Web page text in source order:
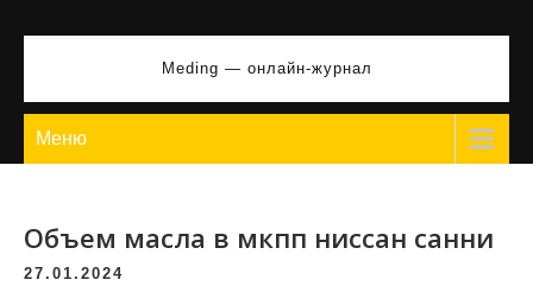
Meding — онлайн-журнал
Меню
Объем масла в мкпп ниссан санни
27.01.2024